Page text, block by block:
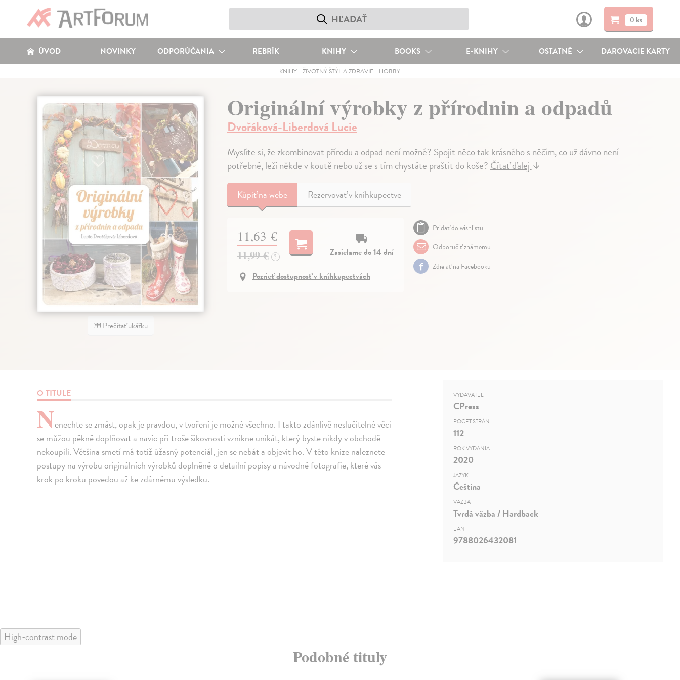
0 ks
ÚVOD NOVINKY ODPORÚČANIA REBRÍK KNIHY BOOKS E-KNIHY OSTATNÉ DAROVACIE KARTY
KNIHY -ŽIVOTNÝ ŠTÝL A ZDRAVIE - HOBBY
Prečítať ukážku
Originální výrobky z přírodnin a odpadů
Dvořáková-Liberdová Lucie
Myslíte si, že zkombinovat přírodu a odpad není možné? Spojit něco tak krásného s něčím, co už dávno není
potřebné, leží někde v koutě nebo už se s tím chystáte praštit do koše?Čítať ďalej↓
Kúpiťna webe Rezervovať v kníhkupectve
11,63 €
11,99 € ?
Zasielame do 14 dní
Pozrieť dostupnosť v kníhkupectvách
Pridať do wishlistu
Odporučiť známemu
Zdielať na Facebooku
O TITULE
Nenechte se zmást, opak je pravdou, v tvoření je možné všechno. I takto zdánlivě neslučitelné věci
se můžou pěkně doplňovat a navíc při troše šikovnosti vznikne unikát, který byste nikdy v obchodě
nekoupili. Většina smetí má totiž úžasný potenciál, jen se nebát a objevit ho. V této knize naleznete
postupy na výrobu originálních výrobků doplněné o detailní popisy a návodné fotografie, které vás
krok po kroku povedou až ke zdárnému výsledku.
VYDAVATEĽ
CPress
POČET STRÁN
112
ROK VYDANIA
2020
JAZYK
Čeština
VÄZBA
Tvrdá väzba / Hardback
EAN
9788026432081
High-contrast mode
Podobné tituly